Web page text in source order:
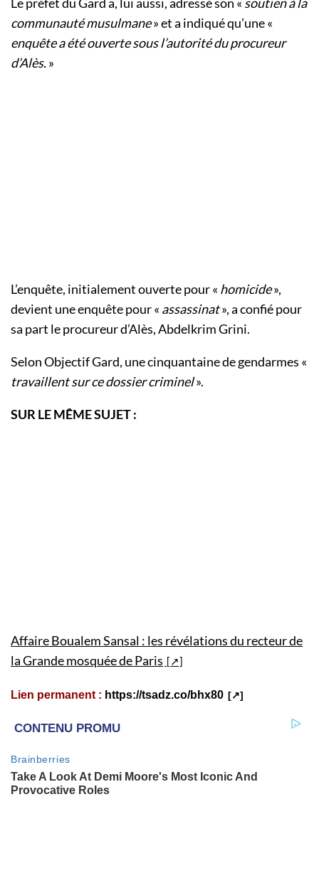
communauté musulmane» et a indiqué qu’une «
enquête a été ouverte sous l’autorité du procureur
d’Alès.»
L’enquête, initialement ouverte pour « homicide»,
devient une enquête pour « assassinat», a confié pour
sa part le procureur d’Alès, Abdelkrim Grini.
Selon Objectif Gard, une cinquantaine de gendarmes «
travaillent sur ce dossier criminel».
SUR LE MÊME SUJET :
Affaire Boualem Sansal : les révélations du recteur de
la Grande mosquée de Paris
Lien permanent : https://tsadz.co/bhx80